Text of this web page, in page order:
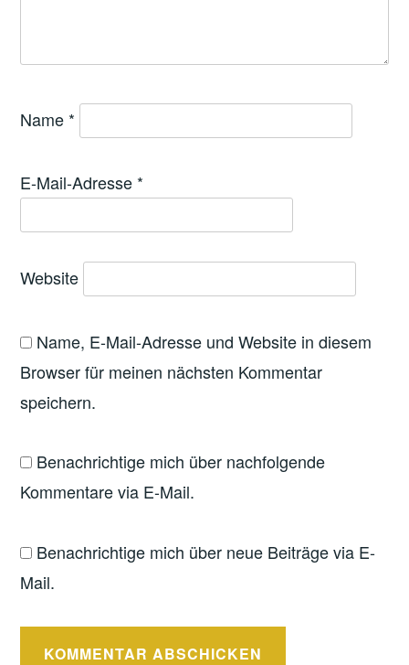
Name *
E-Mail-Adresse *
Website
Name, E-Mail-Adresse und Website in diesem
Browser für meinen nächsten Kommentar
speichern.
Benachrichtige mich über nachfolgende
Kommentare via E-Mail.
Benachrichtige mich über neue Beiträge via E-
Mail.